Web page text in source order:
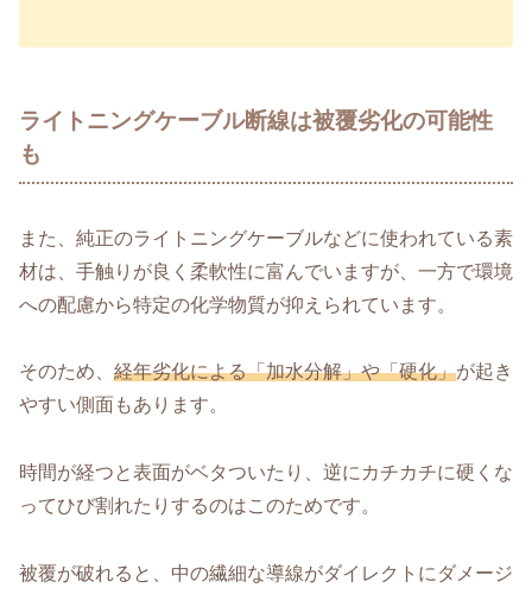
ライトニングケーブル断線は被覆劣化の可能性
も
また、純正のライトニングケーブルなどに使われている素
材は、手触りが良く柔軟性に富んでいますが、一方で環境
への配慮から特定の化学物質が抑えられています。
そのため、 経年劣化による「加水分解」や「硬化」が起き
やすい側面もあります。
時間が経つと表面がベタついたり、逆にカチカチに硬くな
ってひび割れたりするのはこのためです。
被覆が破れると、中の繊細な導線がダイレクトにダメージ